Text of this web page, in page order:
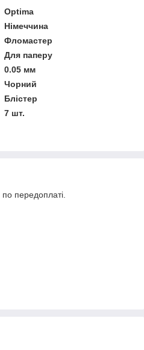
Optima
Німеччина
Фломастер
Для паперу
0.05 мм
Чорний
Блістер
7 шт.
по передоплаті.